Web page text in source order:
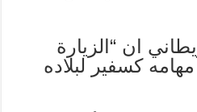
ان “الزيارة
كسفير لبلاده